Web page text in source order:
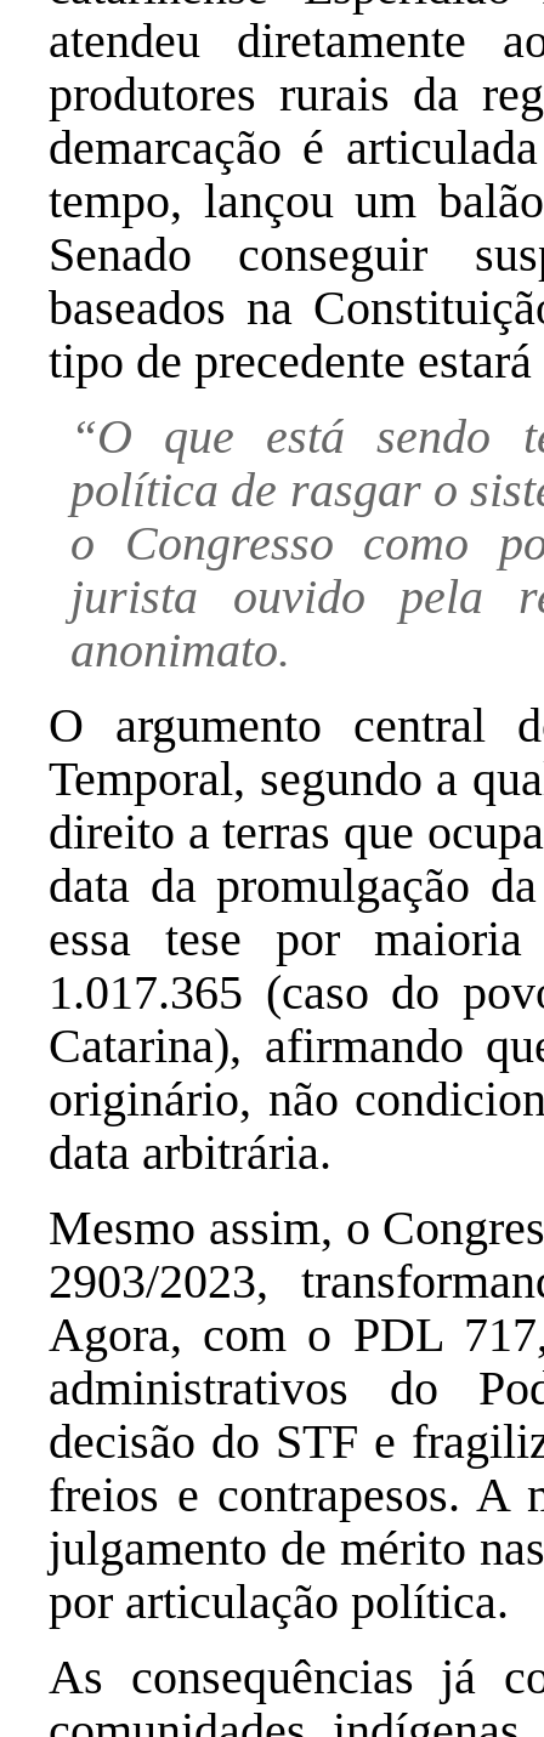
atendeu diretamente
produtores rurais da
demarcação é
tempo, lançou um
Senado conseguir
baseados na
tipo de precedente
“O que está sendo
política de rasgar o
o Congresso como
jurista ouvido pela
anonimato.
O argumento
Temporal, segundo a
direito a terras que
data da promulgação
essa tese por
1.017.365 (caso do
Catarina), afirmando
originário, não
data arbitrária.
Mesmo assim, o
2903/2023,
Agora, com o PDL
administrativos do
decisão do STF e
freios e contrapesos. A
julgamento de mérito
por articulação política.
As consequências já